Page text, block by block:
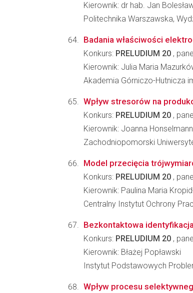
Kierownik: dr hab. Jan
Politechnika Warszawska,
Badania właściwości
Konkurs: PRELUDIUM 20 ,
Kierownik: Julia Maria
Akademia Górniczo-Hutnicza
Wpływ stresorów na
Konkurs: PRELUDIUM 20 ,
Kierownik: Joanna
Zachodniopomorski
Model przecięcia
Konkurs: PRELUDIUM 20 ,
Kierownik: Paulina Maria
Centralny Instytut Ochrony
Bezkontaktowa
Konkurs: PRELUDIUM 20 ,
Kierownik: Błażej Popławski
Instytut Podstawowych
Wpływ procesu